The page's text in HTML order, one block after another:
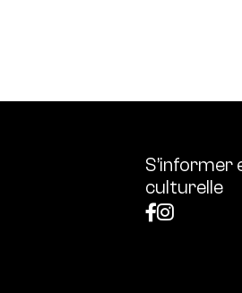
S’informer
culturelle